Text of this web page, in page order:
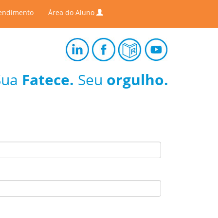
Área do Aluno
Fatece. Seu orgulho.